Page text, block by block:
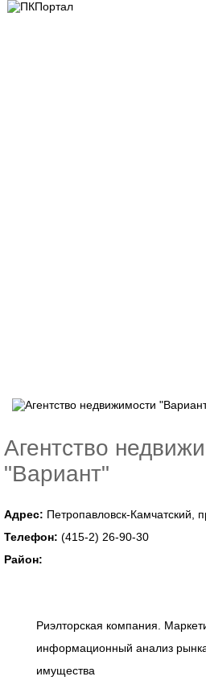
Агентство
"Вариант"
Адрес: Петропавловск-Камчатский,
Телефон: (415-2) 26-90-30
Район:
Риэлторская компания.
информационный анализ
имущества